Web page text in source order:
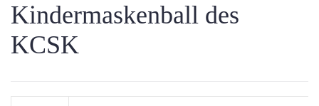
Kindermaskenball des
KCSK